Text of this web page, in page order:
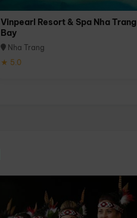
Vinpearl Resort & Spa Nha Trang
Bay
Nha Trang
★ 5.0